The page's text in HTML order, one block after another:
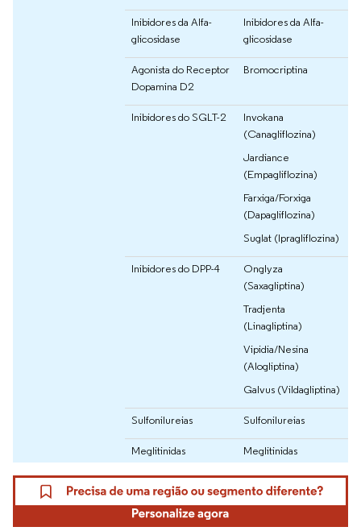
Inibidores da Alfa-
glicosidase
Inibidores da Alfa-
glicosidase
Agonista do Receptor
Dopamina D2
Bromocriptina
Inibidores do SGLT-2
Invokana
(Canagliflozina)
Jardiance
(Empagliflozina)
Farxiga/Forxiga
(Dapagliflozina)
Suglat (Ipragliflozina)
Inibidores do DPP-4
Onglyza
(Saxagliptina)
Tradjenta
(Linagliptina)
Vipidia/Nesina
(Alogliptina)
Galvus (Vildagliptina)
Sulfonilureias Sulfonilureias
Meglitinidas Meglitinidas